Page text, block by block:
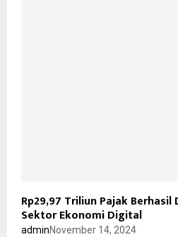
Rp29,97 Triliun Pajak
Sektor Ekonomi Digital
adminNovember 14, 2024